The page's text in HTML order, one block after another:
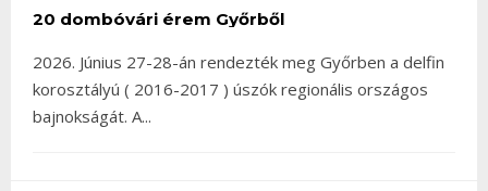
20 dombóvári érem Győrből
2026. Június 27-28-án rendezték meg Győrben a delfin
korosztályú ( 2016-2017 ) úszók regionális országos
bajnokságát. A...